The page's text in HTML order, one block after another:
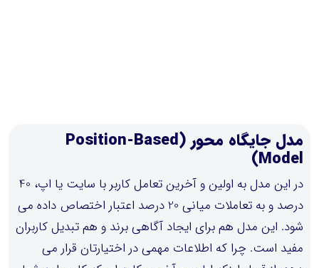
مدل جایگاه محور (Position-Based
Model)
در این مدل به اولین و آخرین تعامل کاربر با سایت یا اپ، 40
درصد و به تعاملات میانی 20 درصد اعتبار اختصاص داده می
شود. این مدل هم برای ایجاد آگاهی برند و هم تبدیل کاربران
مفید است. چرا که اطلاعات مهمی در اختیارتان قرار می